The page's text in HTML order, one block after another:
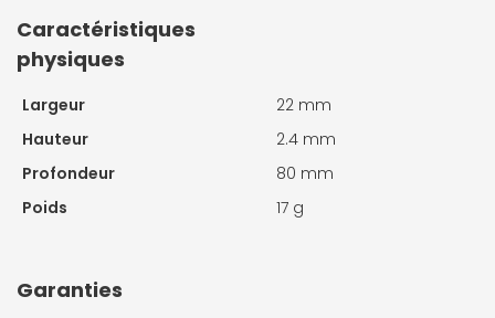
Caractéristiques
physiques
Largeur
22 mm
Hauteur
2.4 mm
Profondeur
80 mm
Poids
17 g
Garanties